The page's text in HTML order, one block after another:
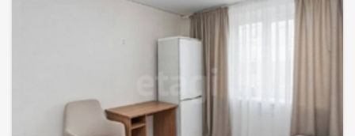
Рядом остановка, школа №1, магазины. До Новосибирска
прямой маршрут. Без обременений, полная юридическая
чистота. Простой договор. Свободная продажа. Покажем.